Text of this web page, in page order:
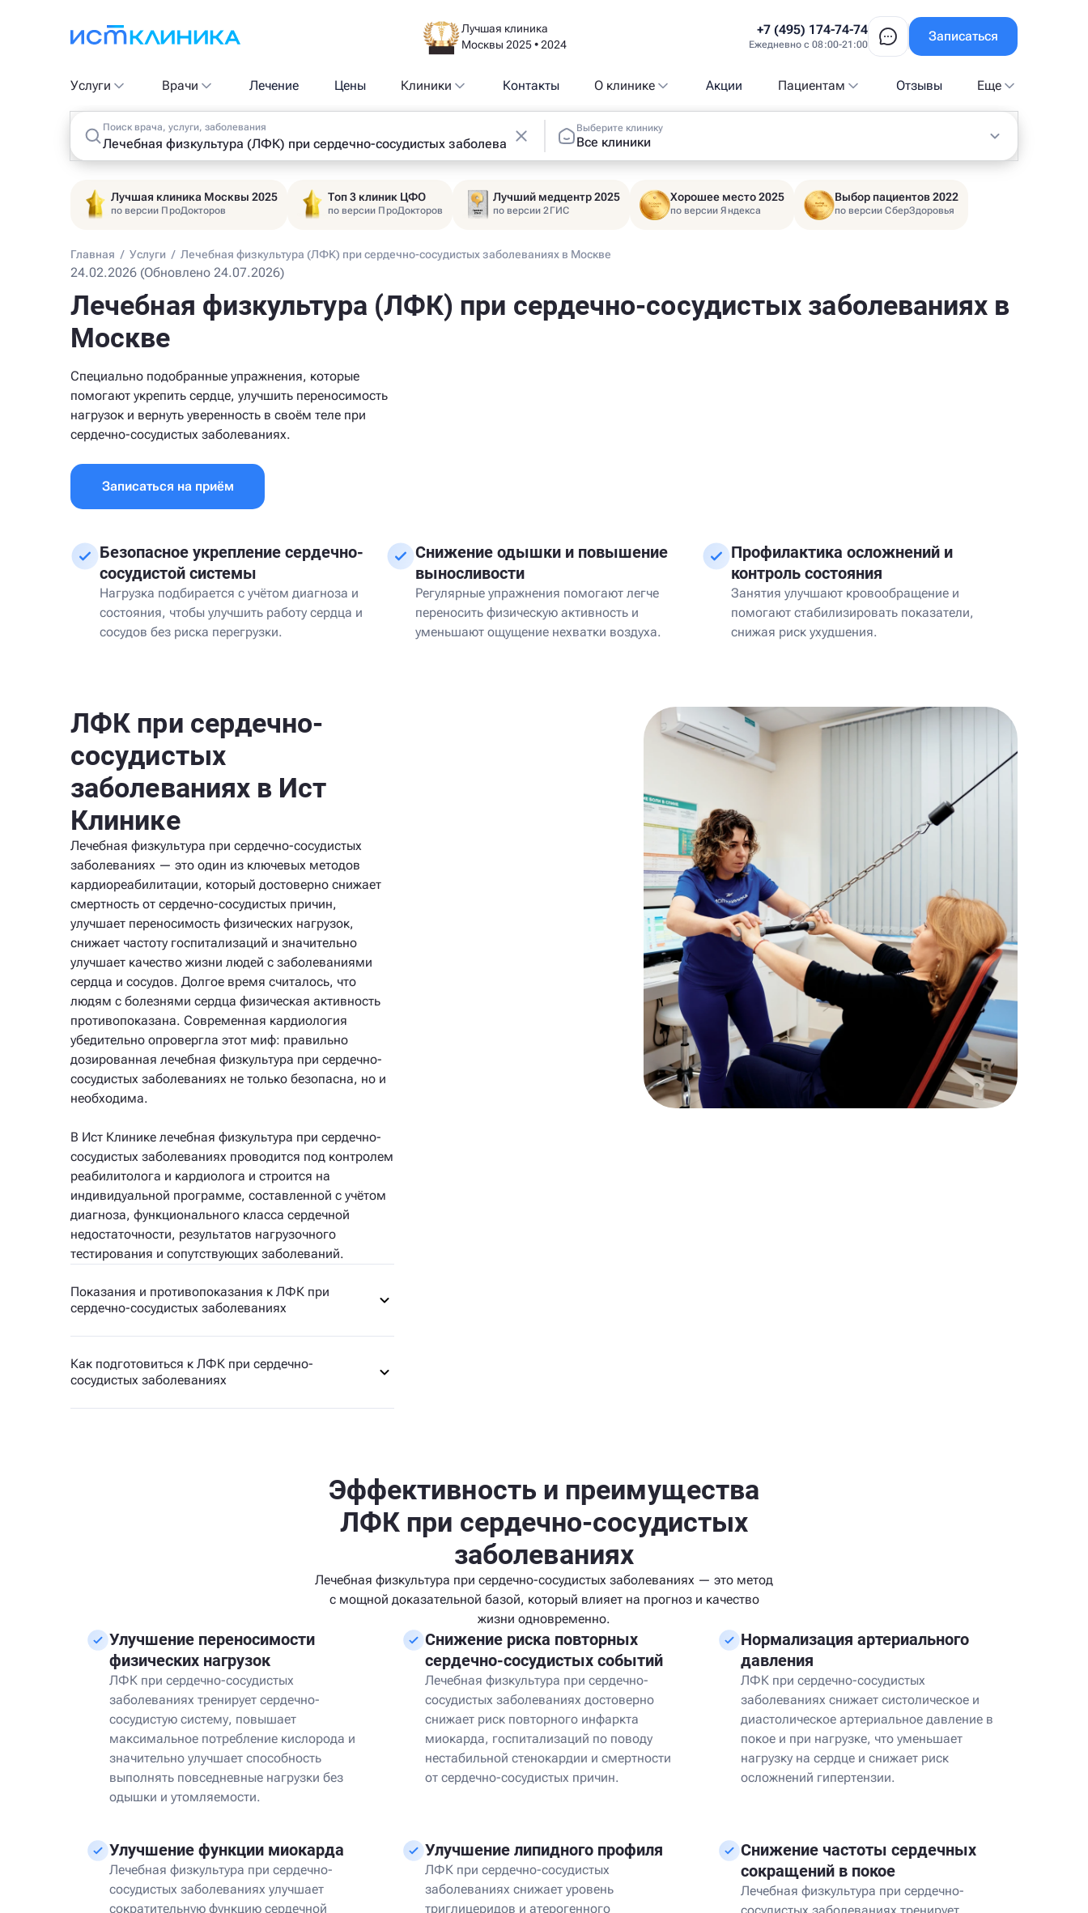
Лучшая клиника
Москвы 2025 • 2024
+7 (495) 174-74-74
Ежедневно с 08:00-21:00
Записаться
Услуги Врачи Лечение Цены Клиники Контакты О клинике Акции Пациентам Отзывы Еще
Поиск врача, услуги, заболевания Выберите клинику
Все клиники
Лучшая клиника Москвы 2025
по версии ПроДокторов
Топ 3 клиник ЦФО
по версии ПроДокторов
Лучший медцентр 2025
по версии 2ГИС
Хорошее место 2025
по версии Яндекса
Выбор пациентов 2022
по версии СберЗдоровья
Главная / Услуги / Лечебная физкультура (ЛФК) при сердечно-сосудистых заболеваниях в Москве
24.02.2026 (Обновлено 24.07.2026)
Лечебная физкультура (ЛФК) при сердечно-сосудистых заболеваниях в
Москве
Специально подобранные упражнения, которые
помогают укрепить сердце, улучшить переносимость
нагрузок и вернуть уверенность в своём теле при
сердечно-сосудистых заболеваниях.
Записаться на приём
Безопасное укрепление сердечно-
сосудистой системы
Нагрузка подбирается с учётом диагноза и
состояния, чтобы улучшить работу сердца и
сосудов без риска перегрузки.
Снижение одышки и повышение
выносливости
Регулярные упражнения помогают легче
переносить физическую активность и
уменьшают ощущение нехватки воздуха.
Профилактика осложнений и
контроль состояния
Занятия улучшают кровообращение и
помогают стабилизировать показатели,
снижая риск ухудшения.
ЛФК при сердечно-
сосудистых
заболеваниях в Ист
Клинике
Лечебная физкультура при сердечно-сосудистых
заболеваниях — это один из ключевых методов
кардиореабилитации, который достоверно снижает
смертность от сердечно-сосудистых причин,
улучшает переносимость физических нагрузок,
снижает частоту госпитализаций и значительно
улучшает качество жизни людей с заболеваниями
сердца и сосудов. Долгое время считалось, что
людям с болезнями сердца физическая активность
противопоказана. Современная кардиология
убедительно опровергла этот миф: правильно
дозированная лечебная физкультура при сердечно-
сосудистых заболеваниях не только безопасна, но и
необходима.
В Ист Клинике лечебная физкультура при сердечно-
сосудистых заболеваниях проводится под контролем
реабилитолога и кардиолога и строится на
индивидуальной программе, составленной с учётом
диагноза, функционального класса сердечной
недостаточности, результатов нагрузочного
тестирования и сопутствующих заболеваний.
Показания и противопоказания к ЛФК при
сердечно-сосудистых заболеваниях
Как подготовиться к ЛФК при сердечно-
сосудистых заболеваниях
Эффективность и преимущества
ЛФК при сердечно-сосудистых
заболеваниях
Лечебная физкультура при сердечно-сосудистых заболеваниях — это метод
с мощной доказательной базой, который влияет на прогноз и качество
жизни одновременно.
Улучшение переносимости
физических нагрузок
ЛФК при сердечно-сосудистых
заболеваниях тренирует сердечно-
сосудистую систему, повышает
максимальное потребление кислорода и
значительно улучшает способность
выполнять повседневные нагрузки без
одышки и утомляемости.
Снижение риска повторных
сердечно-сосудистых событий
Лечебная физкультура при сердечно-
сосудистых заболеваниях достоверно
снижает риск повторного инфаркта
миокарда, госпитализаций по поводу
нестабильной стенокардии и смертности
от сердечно-сосудистых причин.
Нормализация артериального
давления
ЛФК при сердечно-сосудистых
заболеваниях снижает систолическое и
диастолическое артериальное давление в
покое и при нагрузке, что уменьшает
нагрузку на сердце и снижает риск
осложнений гипертензии.
Улучшение функции миокарда
Лечебная физкультура при сердечно-
сосудистых заболеваниях улучшает
сократительную функцию сердечной
Улучшение липидного профиля
ЛФК при сердечно-сосудистых
заболеваниях снижает уровень
триглицеридов и атерогенного
Снижение частоты сердечных
сокращений в покое
Лечебная физкультура при сердечно-